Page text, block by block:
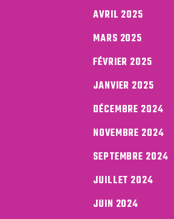
AVRIL 2025
MARS 2025
FÉVRIER 2025
JANVIER 2025
DÉCEMBRE 2024
NOVEMBRE 2024
SEPTEMBRE 2024
JUILLET 2024
JUIN 2024